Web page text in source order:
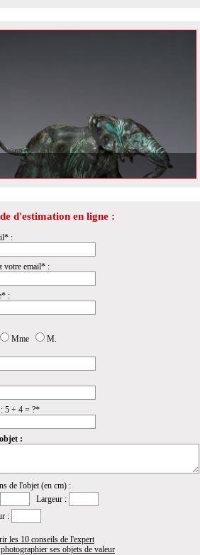
d'estimation en ligne :
:
votre email* :
:
Mme
M.
5 + 4 = ?*
:
de l'objet (en cm) :
Largeur :
:
les 10 conseils de l'expert
ses objets de valeur